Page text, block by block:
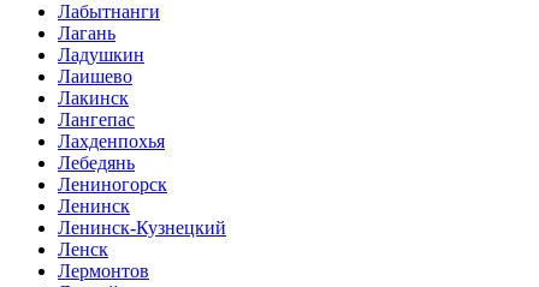
Лабытнанги
Лагань
Ладушкин
Лаишево
Лакинск
Лангепас
Лахденпохья
Лебедянь
Лениногорск
Ленинск
Ленинск-Кузнецкий
Ленск
Лермонтов